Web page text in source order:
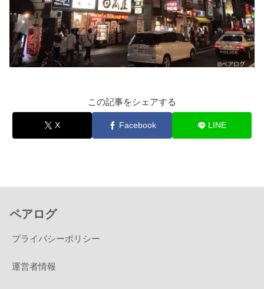
この記事をシェアする
X Facebook LINE
ペアログ
プライバシーポリシー
運営者情報